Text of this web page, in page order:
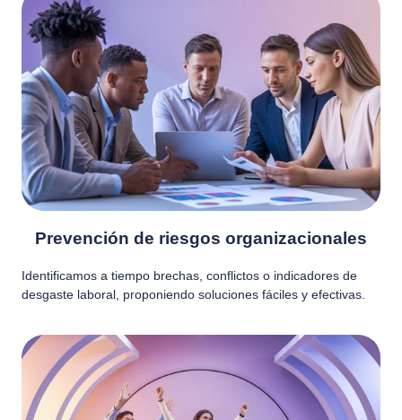
Prevención de riesgos organizacionales
Identificamos a tiempo brechas, conflictos o indicadores de
desgaste laboral, proponiendo soluciones fáciles y efectivas.